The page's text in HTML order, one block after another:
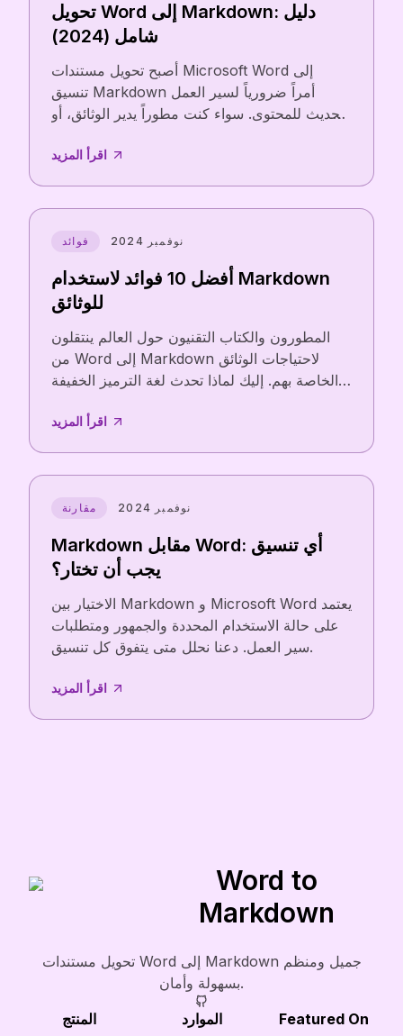
تحويل Word إلى Markdown: دليل
شامل (2024)
أصبح تحويل مستندات Microsoft Word إلى
تنسيق Markdown أمراً ضرورياً لسير العمل
الحديث للمحتوى. سواء كنت مطوراً يدير الوثائق، أو
منصة قائمة على Markdown، فإن فهم عملية
اقرأ المزيد
فوائد نوفمبر 2024
أفضل 10 فوائد لاستخدام Markdown
للوثائق
المطورون والكتاب التقنيون حول العالم ينتقلون
من Word إلى Markdown لاحتياجات الوثائق
الخاصة بهم. إليك لماذا تحدث لغة الترميز الخفيفة
اقرأ المزيد
مقارنة نوفمبر 2024
Markdown مقابل Word: أي تنسيق
يجب أن تختار؟
الاختيار بين Markdown و Microsoft Word يعتمد
على حالة الاستخدام المحددة والجمهور ومتطلبات
سير العمل. دعنا نحلل متى يتفوق كل تنسيق.
اقرأ المزيد
Word to
Markdown
تحويل مستندات Word إلى Markdown جميل ومنظم
بسهولة وأمان.
المنتج
الموارد Featured On